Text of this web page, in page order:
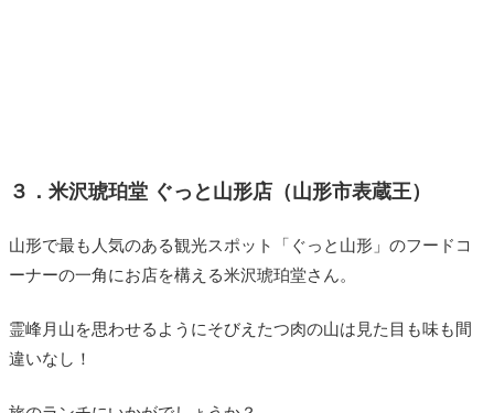
３．米沢琥珀堂 ぐっと山形店（山形市表蔵王）
山形で最も人気のある観光スポット「ぐっと山形」のフードコ
ーナーの一角にお店を構える米沢琥珀堂さん。
霊峰月山を思わせるようにそびえたつ肉の山は見た目も味も間
違いなし！